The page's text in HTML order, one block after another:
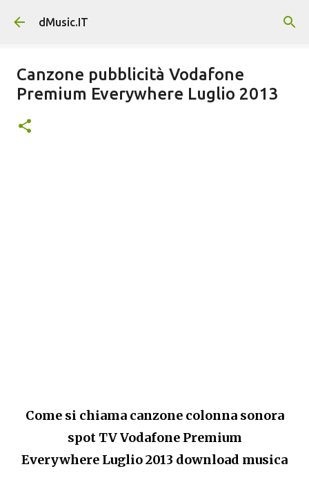
Passa ai contenuti principali
dMusic.IT
Canzone pubblicità Vodafone
Premium Everywhere Luglio 2013
Come si chiama canzone colonna sonora
spot TVVodafone Premium
Everywhere Luglio 2013 download musica